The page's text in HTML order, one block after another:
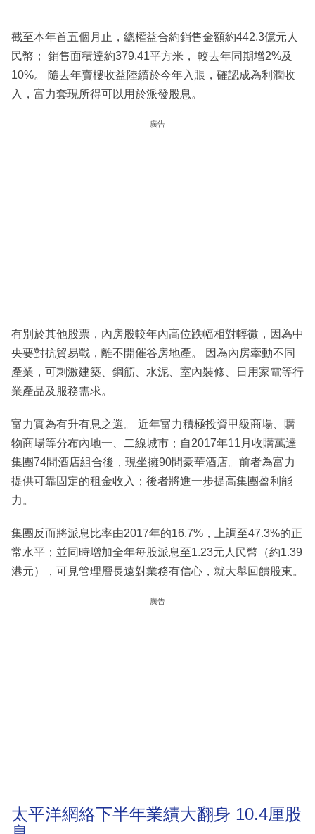
截至本年首五個月止，總權益合約銷售金額約442.3億元人
民幣； 銷售面積達約379.41平方米， 較去年同期增2%及
10%。 隨去年賣樓收益陸續於今年入賬，確認成為利潤收
入，富力套現所得可以用於派發股息。
廣告
有別於其他股票，內房股較年內高位跌幅相對輕微，因為中
央要對抗貿易戰，離不開催谷房地產。 因為內房牽動不同
產業，可刺激建築、鋼筋、水泥、室內裝修、日用家電等行
業產品及服務需求。
富力實為有升有息之選。 近年富力積極投資甲級商場、購
物商場等分布內地一、二線城市；自2017年11月收購萬達
集團74間酒店組合後，現坐擁90間豪華酒店。前者為富力
提供可靠固定的租金收入；後者將進一步提高集團盈利能
力。
集團反而將派息比率由2017年的16.7%，上調至47.3%的正
常水平；並同時增加全年每股派息至1.23元人民幣（約1.39
港元），可見管理層長遠對業務有信心，就大舉回饋股東。
廣告
太平洋網絡下半年業績大翻身 10.4厘股